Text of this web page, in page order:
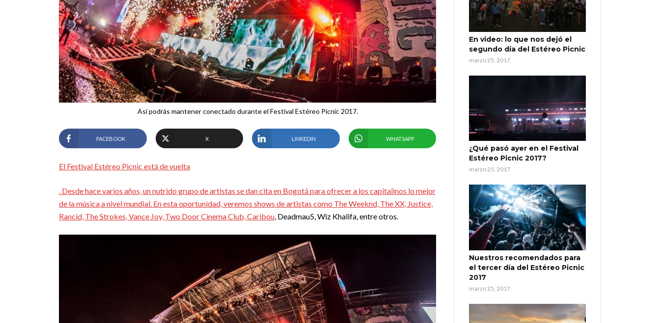
Así podrás mantener conectado durante el Festival Estéreo Picnic 2017.
FACEBOOK X LINKEDIN WHATSAPP
El Festival Estéreo Picnic está de vuelta
. Desde hace varios años, un nutrido grupo de artistas se dan cita en Bogotá para ofrecer a los capitalinos lo mejor
de la música a nivel mundial. En esta oportunidad, veremos shows de artistas como The Weeknd, The XX, Justice,
Rancid, The Strokes, Vance Joy, Two Door Cinema Club, Caribou, Deadmau5, Wiz Khalifa, entre otros.
En video: lo que nos dejó el
segundo día del Estéreo Picnic
marzo 25, 2017
¿Qué pasó ayer en el Festival
Estéreo Picnic 2017?
marzo 25, 2017
Nuestros recomendados para
el tercer día del Estéreo Picnic
2017
marzo 25, 2017